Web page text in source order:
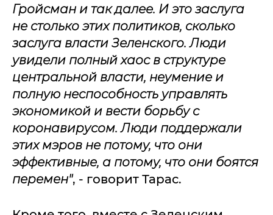
Гройсман и так далее. И это заслуга
не столько этих политиков, сколько
заслуга власти Зеленского. Люди
увидели полный хаос в структуре
центральной власти, неумение и
полную неспособность управлять
экономикой и вести борьбу с
коронавирусом. Люди поддержали
этих мэров не потому, что они
эффективные, а потому, что они боятся
перемен", - говорит Тарас.